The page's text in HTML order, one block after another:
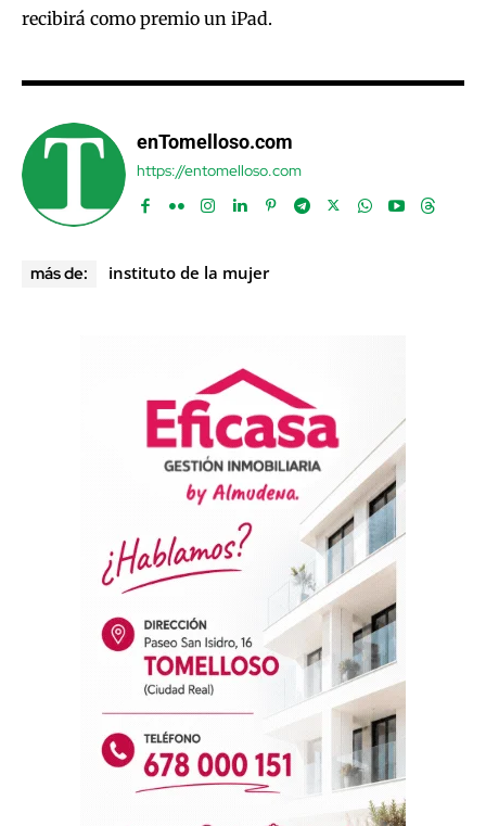
recibirá como premio un iPad.
enTomelloso.com
https://entomelloso.com
más de: instituto de la mujer